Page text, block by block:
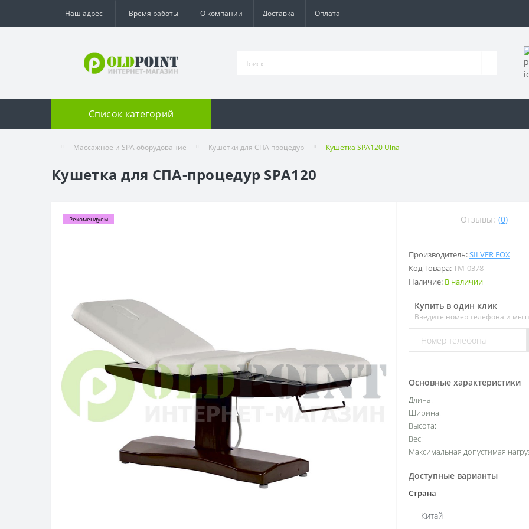
Наш адрес Время работы О компании Доставка Оплата
Список категорий
Массажное и SPA оборудование Кушетки для СПА процедур Кушетка SPA120 Ulna
Кушетка для СПА-процедур SPA120
Рекомендуем Отзывы: (0)
Производитель:SILVER FOX
Код Товара:ТМ-0378
Наличие: В наличии
Купить в один клик
Введите номер телефона и мы
Основные характеристики
Длина:
Ширина:
Высота:
Вес:
Максимальная допустимая
Доступные варианты
Страна